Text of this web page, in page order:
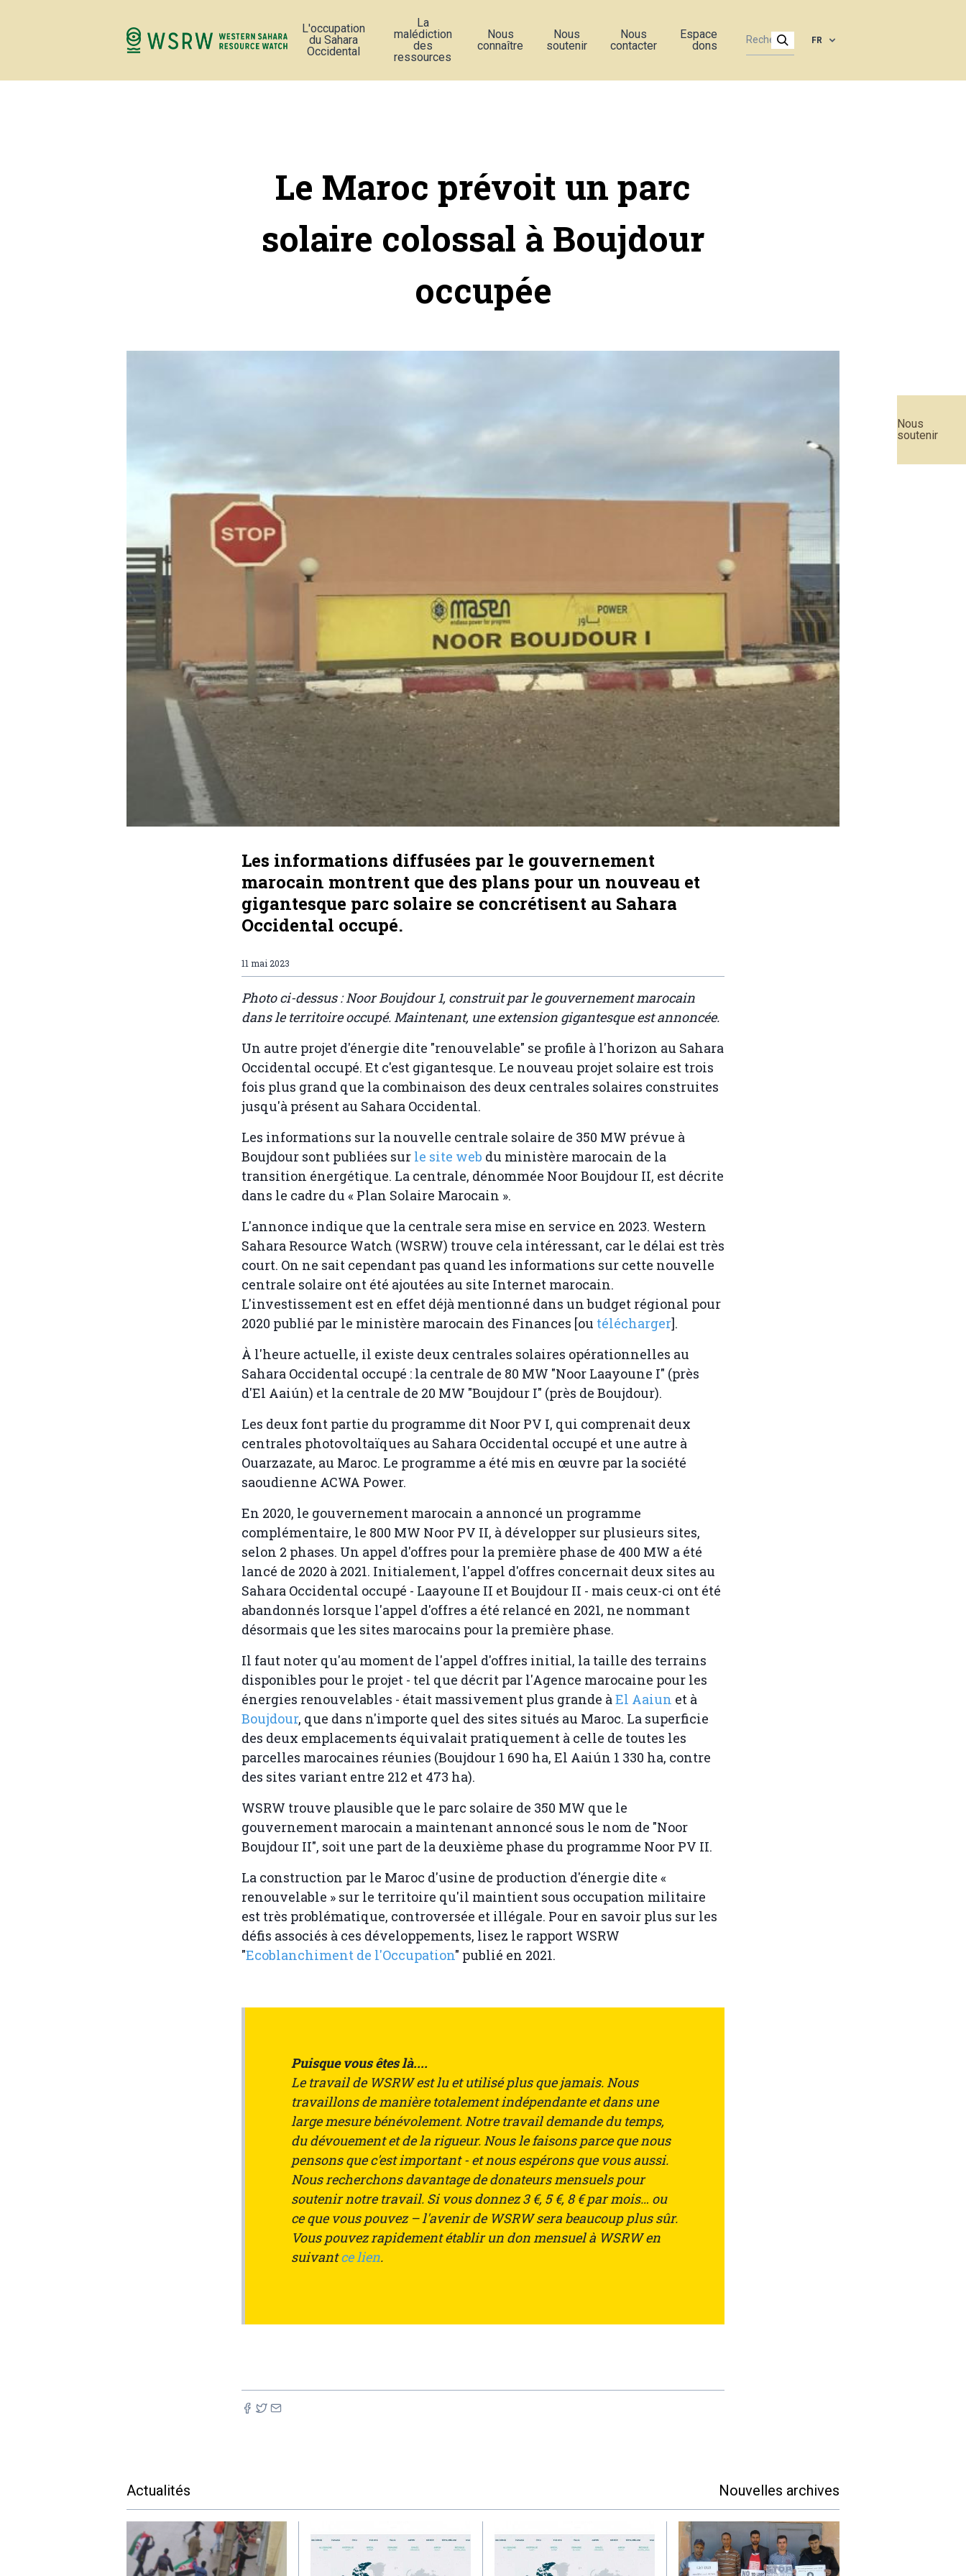
Nous
soutenir
L'occupation
du Sahara
Occidental
La
malédiction
des
ressources
Nous
connaître
Nous
soutenir
Nous
contacter
Espace
dons
FR
Le Maroc prévoit un parc
solaire colossal à Boujdour
occupée
Les informations diffusées par le gouvernement
marocain montrent que des plans pour un nouveau et
gigantesque parc solaire se concrétisent au Sahara
Occidental occupé.
11 mai 2023
Photo ci-dessus : Noor Boujdour 1, construit par le gouvernement marocain
dans le territoire occupé. Maintenant, une extension gigantesque est annoncée.
Un autre projet d'énergie dite "renouvelable" se profile à l'horizon au Sahara
Occidental occupé. Et c'est gigantesque. Le nouveau projet solaire est trois
fois plus grand que la combinaison des deux centrales solaires construites
jusqu'à présent au Sahara Occidental.
Les informations sur la nouvelle centrale solaire de 350 MW prévue à
Boujdour sont publiées sur le site web du ministère marocain de la
transition énergétique. La centrale, dénommée Noor Boujdour II, est décrite
dans le cadre du « Plan Solaire Marocain ».
L'annonce indique que la centrale sera mise en service en 2023. Western
Sahara Resource Watch (WSRW) trouve cela intéressant, car le délai est très
court. On ne sait cependant pas quand les informations sur cette nouvelle
centrale solaire ont été ajoutées au site Internet marocain.
L'investissement est en effet déjà mentionné dans un budget régional pour
2020 publié par le ministère marocain des Finances [ou télécharger].
À l'heure actuelle, il existe deux centrales solaires opérationnelles au
Sahara Occidental occupé : la centrale de 80 MW "Noor Laayoune I" (près
d'El Aaiún) et la centrale de 20 MW "Boujdour I" (près de Boujdour).
Les deux font partie du programme dit Noor PV I, qui comprenait deux
centrales photovoltaïques au Sahara Occidental occupé et une autre à
Ouarzazate, au Maroc. Le programme a été mis en œuvre par la société
saoudienne ACWA Power.
En 2020, le gouvernement marocain a annoncé un programme
complémentaire, le 800 MW Noor PV II, à développer sur plusieurs sites,
selon 2 phases. Un appel d'offres pour la première phase de 400 MW a été
lancé de 2020 à 2021. Initialement, l'appel d'offres concernait deux sites au
Sahara Occidental occupé - Laayoune II et Boujdour II - mais ceux-ci ont été
abandonnés lorsque l'appel d'offres a été relancé en 2021, ne nommant
désormais que les sites marocains pour la première phase.
Il faut noter qu'au moment de l'appel d'offres initial, la taille des terrains
disponibles pour le projet - tel que décrit par l'Agence marocaine pour les
énergies renouvelables - était massivement plus grande àEl Aaiun et à
Boujdour, que dans n'importe quel des sites situés au Maroc. La superficie
des deux emplacements équivalait pratiquement à celle de toutes les
parcelles marocaines réunies (Boujdour 1 690 ha, El Aaiún 1 330 ha, contre
des sites variant entre 212 et 473 ha).
WSRW trouve plausible que le parc solaire de 350 MW que le
gouvernement marocain a maintenant annoncé sous le nom de "Noor
Boujdour II", soit une part de la deuxième phase du programme Noor PV II.
La construction par le Maroc d'usine de production d'énergie dite «
renouvelable » sur le territoire qu'il maintient sous occupation militaire
est très problématique, controversée et illégale. Pour en savoir plus sur les
défis associés à ces développements, lisez le rapport WSRW
"Ecoblanchiment de l'Occupation" publié en 2021.
Puisque vous êtes là....
Le travail de WSRW est lu et utilisé plus que jamais. Nous
travaillons de manière totalement indépendante et dans une
large mesure bénévolement. Notre travail demande du temps,
du dévouement et de la rigueur. Nous le faisons parce que nous
pensons que c'est important - et nous espérons que vous aussi.
Nous recherchons davantage de donateurs mensuels pour
soutenir notre travail. Si vous donnez 3 €, 5 €, 8 € par mois… ou
ce que vous pouvez – l'avenir de WSRW sera beaucoup plus sûr.
Vous pouvez rapidement établir un don mensuel à WSRW en
suivantce lien.
Actualités Nouvelles archives